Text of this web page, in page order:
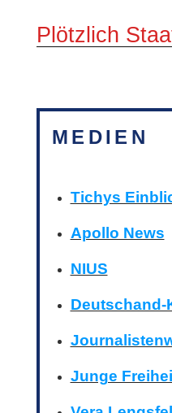
Plötzlich
MEDIEN
Tichys
Apollo News
NIUS
Deutschand-
Junge